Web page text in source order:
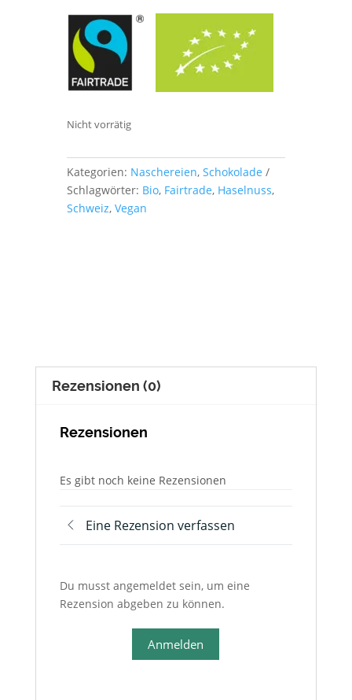
Nicht vorrätig
Kategorien: Naschereien, Schokolade
Schlagwörter: Bio, Fairtrade, Haselnuss,
Schweiz, Vegan
Rezensionen (0)
Rezensionen
Es gibt noch keine Rezensionen
Eine Rezension verfassen
Du musst angemeldet sein, um eine
Rezension abgeben zu können.
Anmelden